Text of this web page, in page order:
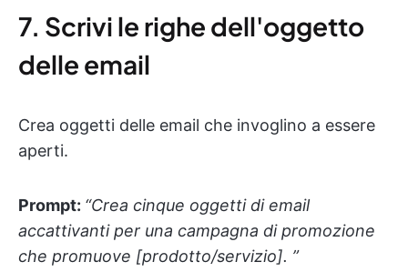
7. Scrivi le righe dell'oggetto
delle email
Crea oggetti delle email che invoglino a essere
aperti.
Prompt: “Crea cinque oggetti di email
accattivanti per una campagna di promozione
che promuove [prodotto/servizio]. ”